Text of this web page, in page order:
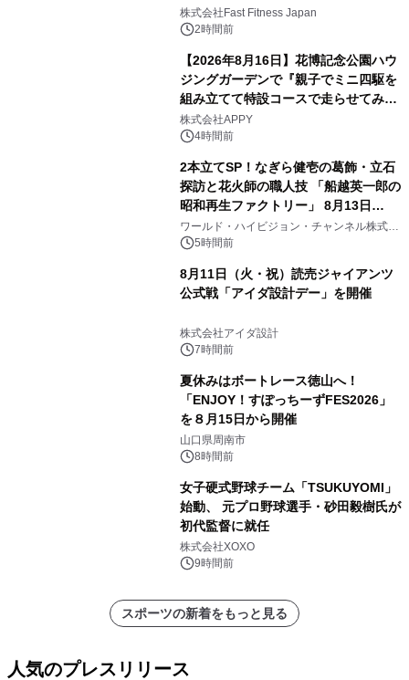
株式会社Fast Fitness Japan
2時間前
【2026年8月16日】花博記念公園ハウ
ジングガーデンで『親子でミニ四駆を
組み立てて特設コースで走らせてみよ
う！』を開催
株式会社APPY
4時間前
2本立てSP！なぎら健壱の葛飾・立石
探訪と花火師の職人技 「船越英一郎の
昭和再生ファクトリー」 8月13日
（木）よる9時～ BS12 トゥエルビで
放送
ワールド・ハイビジョン・チャンネル株式会
社 5時間前
8月11日（火・祝）読売ジャイアンツ
公式戦「アイダ設計デー」を開催
株式会社アイダ設計
7時間前
夏休みはボートレース徳山へ！
「ENJOY！すぽっちーずFES2026」
を８月15日から開催
山口県周南市
8時間前
女子硬式野球チーム「TSUKUYOMI」
始動、 元プロ野球選手・砂田毅樹氏が
初代監督に就任
株式会社XOXO
9時間前
スポーツの新着をもっと見る
人気のプレスリリース